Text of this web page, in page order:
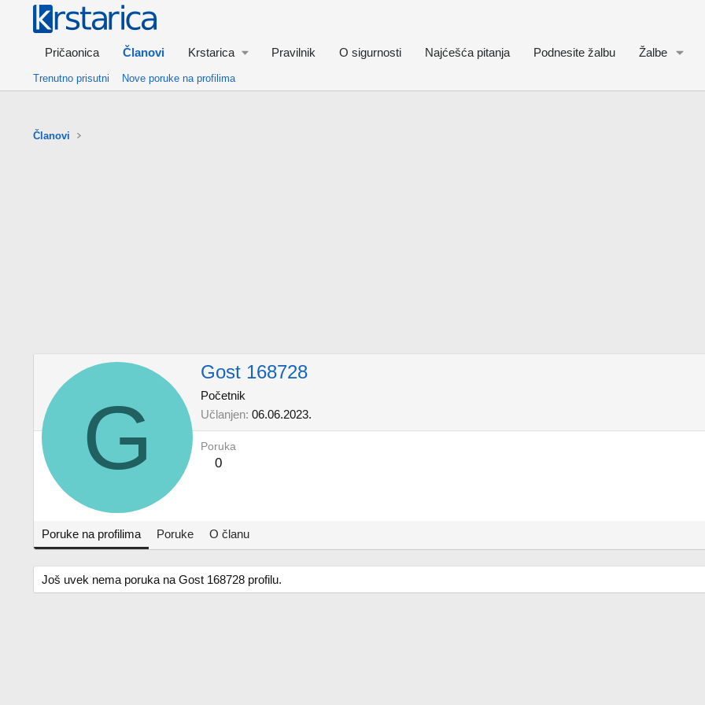
Pričaonica Članovi Krstarica Pravilnik O sigurnosti Najćešća pitanja Podnesite žalbu Žalbe
Trenutno prisutni Nove poruke na profilima
Članovi
G
Gost 168728
Početnik
Učlanjen 06.06.2023.
Poruka
0
Poruke na profilima Poruke O članu
Još uvek nema poruka na Gost 168728 profilu.